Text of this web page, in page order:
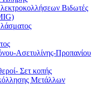
Βιδωτές
Ασετυλίνης-Προπανίου
Σετ κοπής
Μετάλλων